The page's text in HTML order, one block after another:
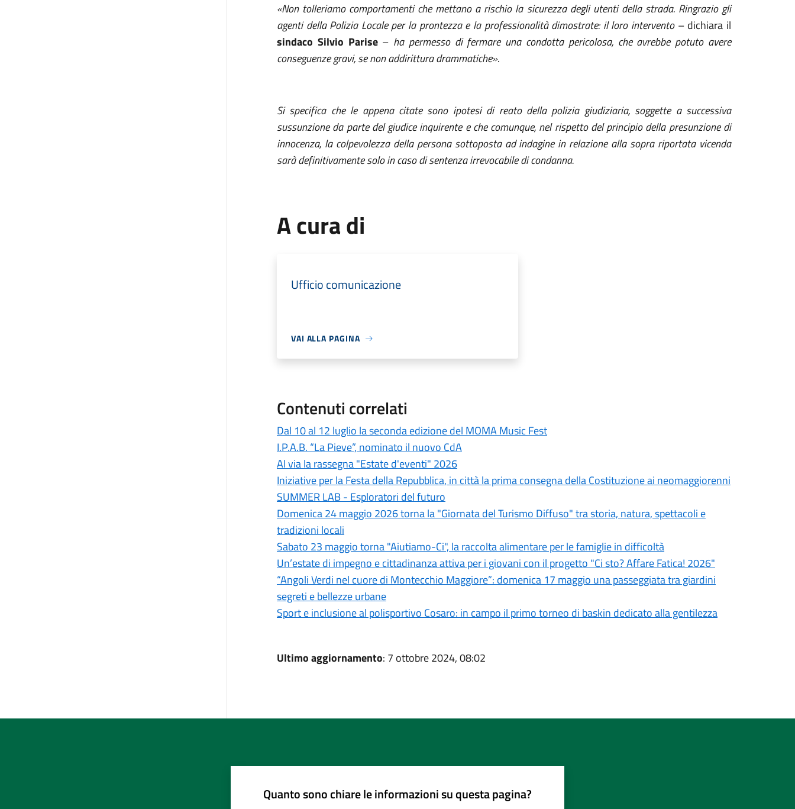
«Non tolleriamo comportamenti che mettano a rischio la sicurezza degli utenti della strada. Ringrazio gli
agenti della Polizia Locale per la prontezza e la professionalità dimostrate: il loro intervento– dichiara il
sindaco Silvio Parise– ha permesso di fermare una condotta pericolosa, che avrebbe potuto avere
conseguenze gravi, se non addirittura drammatiche».
Si specifica che le appena citate sono ipotesi di reato della polizia giudiziaria, soggette a successiva
sussunzione da parte del giudice inquirente e che comunque, nel rispetto del principio della presunzione di
innocenza, la colpevolezza della persona sottoposta ad indagine in relazione alla sopra riportata vicenda
sarà definitivamente solo in caso di sentenza irrevocabile di condanna.
A cura di
Ufficio comunicazione
VAI ALLA PAGINA
Contenuti correlati
Dal 10 al 12 luglio la seconda edizione del MOMA Music Fest
I.P.A.B. “La Pieve”, nominato il nuovo CdA
Al via la rassegna "Estate d'eventi" 2026
Iniziative per la Festa della Repubblica, in città la prima consegna della Costituzione ai neomaggiorenni
SUMMER LAB - Esploratori del futuro
Domenica 24 maggio 2026 torna la "Giornata del Turismo Diffuso" tra storia, natura, spettacoli e
tradizioni locali
Sabato 23 maggio torna "Aiutiamo-Ci", la raccolta alimentare per le famiglie in difficoltà
Un’estate di impegno e cittadinanza attiva per i giovani con il progetto "Ci sto? Affare Fatica! 2026"
“Angoli Verdi nel cuore di Montecchio Maggiore”: domenica 17 maggio una passeggiata tra giardini
segreti e bellezze urbane
Sport e inclusione al polisportivo Cosaro: in campo il primo torneo di baskin dedicato alla gentilezza
Ultimo aggiornamento: 7 ottobre 2024, 08:02
Quanto sono chiare le informazioni su questa pagina?